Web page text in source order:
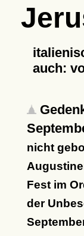
auch:
nicht
Fest im
der